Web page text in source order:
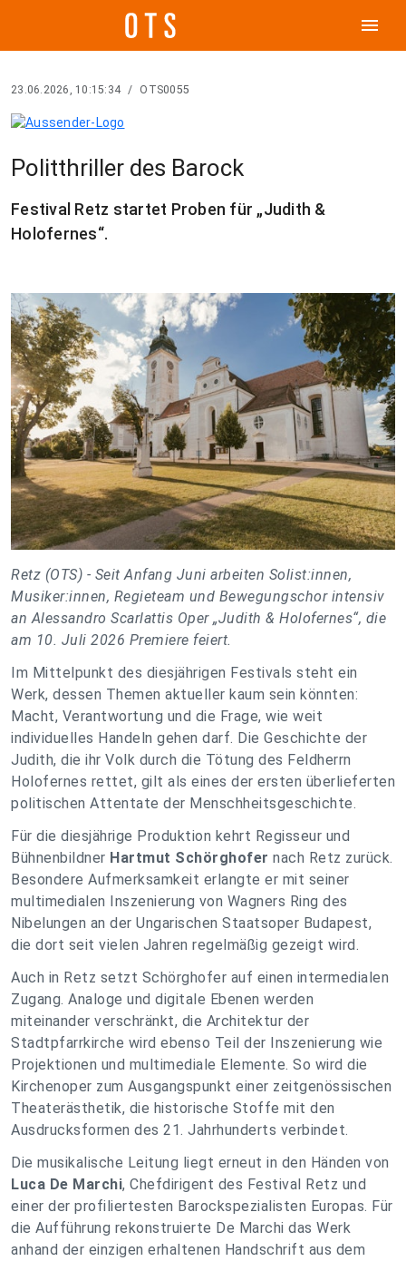
menu
23.06.2026, 10:15:34 / OTS0055
Politthriller des Barock
Festival Retz startet Proben für „Judith &
Holofernes“.
Retz (OTS) - Seit Anfang Juni arbeiten Solist:innen,
Musiker:innen, Regieteam und Bewegungschor intensiv
an Alessandro Scarlattis Oper „Judith & Holofernes“, die
am 10. Juli 2026 Premiere feiert.
Im Mittelpunkt des diesjährigen Festivals steht ein
Werk, dessen Themen aktueller kaum sein könnten:
Macht, Verantwortung und die Frage, wie weit
individuelles Handeln gehen darf. Die Geschichte der
Judith, die ihr Volk durch die Tötung des Feldherrn
Holofernes rettet, gilt als eines der ersten überlieferten
politischen Attentate der Menschheitsgeschichte.
Für die diesjährige Produktion kehrt Regisseur und
Bühnenbildner Hartmut Schörghofer nach Retz zurück.
Besondere Aufmerksamkeit erlangte er mit seiner
multimedialen Inszenierung von Wagners Ring des
Nibelungen an der Ungarischen Staatsoper Budapest,
die dort seit vielen Jahren regelmäßig gezeigt wird.
Auch in Retz setzt Schörghofer auf einen intermedialen
Zugang. Analoge und digitale Ebenen werden
miteinander verschränkt, die Architektur der
Stadtpfarrkirche wird ebenso Teil der Inszenierung wie
Projektionen und multimediale Elemente. So wird die
Kirchenoper zum Ausgangspunkt einer zeitgenössischen
Theaterästhetik, die historische Stoffe mit den
Ausdrucksformen des 21. Jahrhunderts verbindet.
Die musikalische Leitung liegt erneut in den Händen von
Luca De Marchi, Chefdirigent des Festival Retz und
einer der profiliertesten Barockspezialisten Europas. Für
die Aufführung rekonstruierte De Marchi das Werk
anhand der einzigen erhaltenen Handschrift aus dem